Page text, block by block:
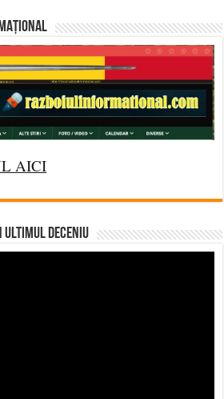
AICI
DECENIU